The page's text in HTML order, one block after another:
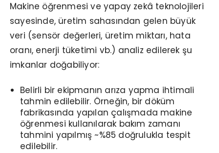
Makine öğrenmesi ve yapay zekâ teknolojileri
sayesinde, üretim sahasından gelen büyük
veri (sensör değerleri, üretim miktarı, hata
oranı, enerji tüketimi vb.) analiz edilerek şu
imkanlar doğabiliyor:
Belirli bir ekipmanın arıza yapma ihtimali
tahmin edilebilir. Örneğin, bir döküm
fabrikasında yapılan çalışmada makine
öğrenmesi kullanılarak bakım zamanı
tahmini yapılmış ~%85 doğrulukla tespit
edilebilir.